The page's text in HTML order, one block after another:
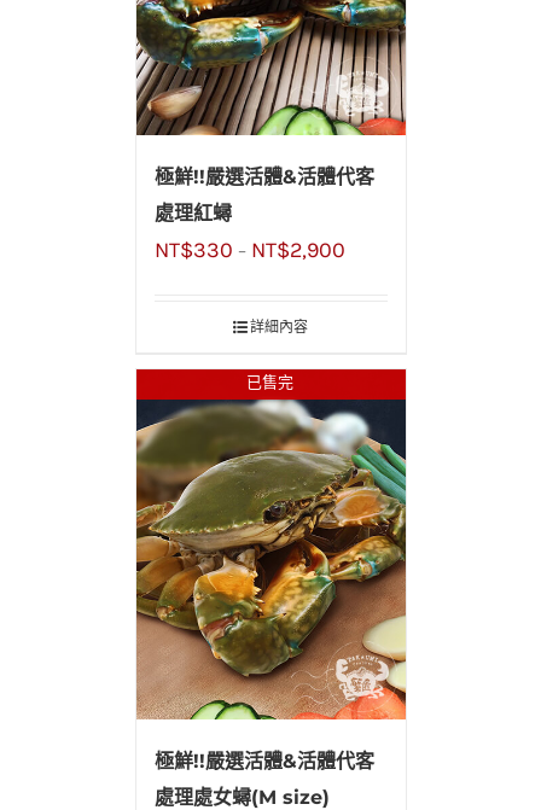
極鮮!!嚴選活體&活體代客
處理紅蟳
NT$330 – NT$2,900
詳細內容
已售完
極鮮!!嚴選活體&活體代客
處理處女蟳(M size)